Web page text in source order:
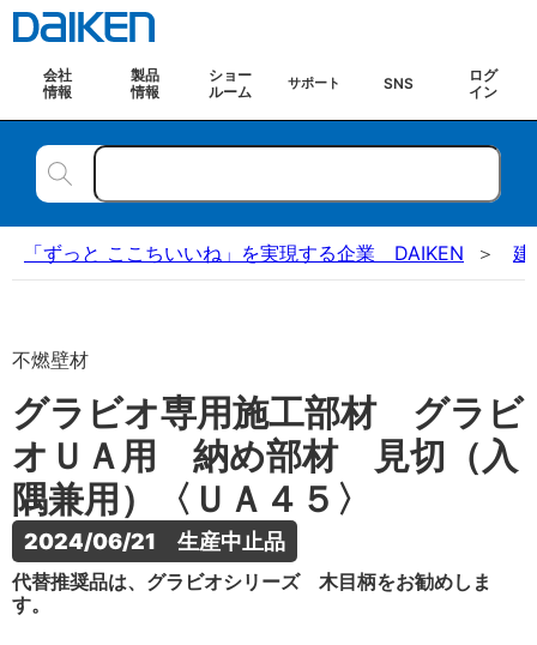
会社
情報
製品
情報
ショー
ルーム
サポート SNS
ログ
イン
「ずっと ここちいいね」を実現する企業 DAIKEN 建
不燃壁材
グラビオ専用施工部材 グラビ
オＵＡ用 納め部材 見切（入
隅兼用）〈ＵＡ４５〉
2024/06/21　生産中止品
代替推奨品は、グラビオシリーズ 木目柄をお勧めしま
す。